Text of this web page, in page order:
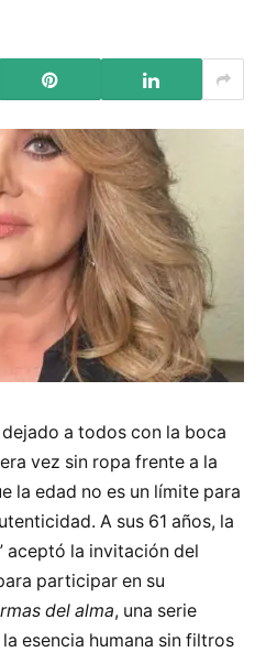
a todos con la boca
vez sin ropa frente a la
la edad no es un límite para
A sus 61 años, la
aceptó la invitación del
participar en su
del alma, una serie
esencia humana sin filtros